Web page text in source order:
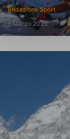
Redazione Sport
5 Marzo 2025